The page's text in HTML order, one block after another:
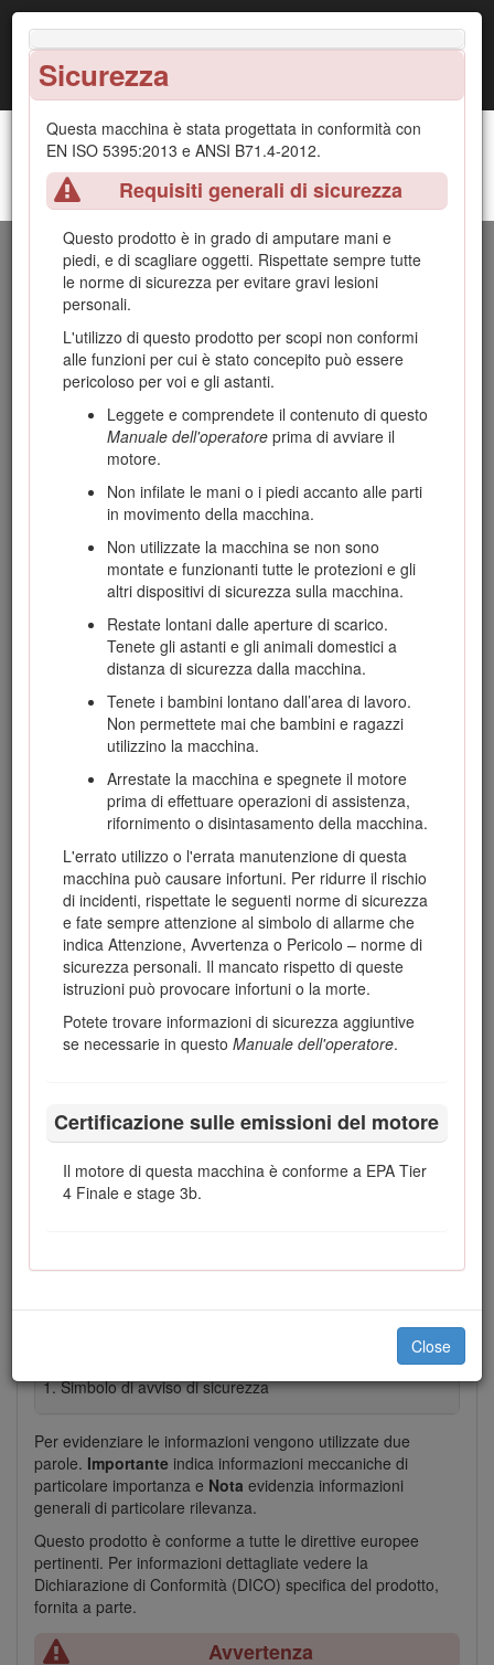
Sicurezza
Questa macchina è stata progettata in conformità con
EN ISO 5395:2013 e ANSI B71.4-2012.
Requisiti generali di sicurezza
Questo prodotto è in grado di amputare mani e
piedi, e di scagliare oggetti. Rispettate sempre tutte
le norme di sicurezza per evitare gravi lesioni
personali.
L'utilizzo di questo prodotto per scopi non conformi
alle funzioni per cui è stato concepito può essere
pericoloso per voi e gli astanti.
Leggete e comprendete il contenuto di questo
Manuale dell'operatore prima di avviare il
motore.
Non infilate le mani o i piedi accanto alle parti
in movimento della macchina.
Non utilizzate la macchina se non sono
montate e funzionanti tutte le protezioni e gli
altri dispositivi di sicurezza sulla macchina.
Restate lontani dalle aperture di scarico.
Tenete gli astanti e gli animali domestici a
distanza di sicurezza dalla macchina.
Tenete i bambini lontano dall’area di lavoro.
Non permettete mai che bambini e ragazzi
utilizzino la macchina.
Arrestate la macchina e spegnete il motore
prima di effettuare operazioni di assistenza,
rifornimento o disintasamento della macchina.
L'errato utilizzo o l'errata manutenzione di questa
macchina può causare infortuni. Per ridurre il rischio
di incidenti, rispettate le seguenti norme di sicurezza
e fate sempre attenzione al simbolo di allarme che
indica Attenzione, Avvertenza o Pericolo – norme di
sicurezza personali. Il mancato rispetto di queste
istruzioni può provocare infortuni o la morte.
Potete trovare informazioni di sicurezza aggiuntive
se necessarie in questo Manuale dell'operatore.
Certificazione sulle emissioni del motore
Il motore di questa macchina è conforme a EPA Tier
4 Finale e stage 3b.
Close
Tosaerba rotante Groundsmaster® 4100 o 4110
Introduzione
Questo è un tosaerba dotato di postazione per l'operatore e
lame rotanti, pensato per essere utilizzato da professionisti e
operatori del verde in applicazioni commerciali. Il suo scopo
aree verdi commerciali dopo un taglio accurato. Non è stato
progettato per tagliare aree cespugliose, erba e altre piante
ai bordi delle strade, né per impieghi in agricoltura.
Leggete attentamente il presente manuale al fine di utilizzare
e mantenere correttamente il prodotto ed evitare infortuni e
danni. Voi siete responsabili del corretto utilizzo del prodotto,
all'insegna della sicurezza.
Per ricevere materiale di addestramento sulla sicurezza e il
funzionamento dei prodotti, informazioni sugli accessori,
ottenere assistenza nella ricerca di un rivenditore o
registrare il vostro prodotto potete contattare direttamente
Per informazioni su prodotti e accessori, sulla ricerca di un
distributore o per la registrazione del vostro prodotto, potete
Per assistenza, ricambi originali Toro o ulteriori informazioni,
rivolgetevi a un Distributore Toro autorizzato o ad un Centro
numero del modello ed il numero di serie del prodotto.
indica la posizione del numero del modello e del
numero di serie sul prodotto. Scrivete i numeri negli spazi
previsti.
messaggi di sicurezza evidenziati dal simbolo di avviso di
sicurezza (Figura2), che segnala un pericolo che può
Simbolo di avviso di sicurezza
Per evidenziare le informazioni vengono utilizzate due
parole. Importante indica informazioni meccaniche di
particolare importanza e Nota evidenzia informazioni
generali di particolare rilevanza.
Questo prodotto è conforme a tutte le direttive europee
pertinenti. Per informazioni dettagliate vedere la
Dichiarazione di Conformità (DICO) specifica del prodotto,
fornita a parte.
Avvertenza